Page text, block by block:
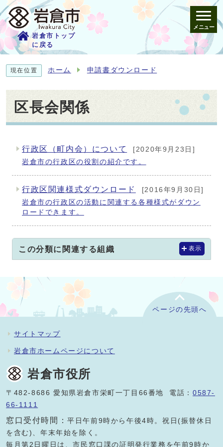
岩倉市トップ
に戻る
メニュー
現在位置 ホーム 申請書ダウンロード
区長会関係
メインメニュー
行政区（町内会）について
[2020年9月23日]
岩倉市の行政区の役割の紹介です。
行政区関連様式ダウンロード
[2016年9月30日]
岩倉市の行政区の活動に関連する各種様式がダウン
ロードできます。
この分類に関連する組織 表示
ページの先頭へ
サイトマップ
岩倉市ホームページについて
岩倉市役所
〒482-8686 愛知県岩倉市栄町一丁目66番地 電話：0587-
66-1111
窓口受付時間：平日午前9時から午後4時。祝日(振替休日
を含む)、年末年始を除く。
毎月第2日曜日は、市民窓口課の証明発行業務を午前9時か